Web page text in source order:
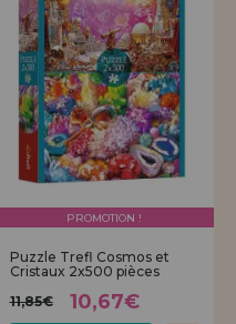
PROMOTION !
Puzzle Trefl Cosmos et
Cristaux 2x500 pièces
11,85€
10,67€